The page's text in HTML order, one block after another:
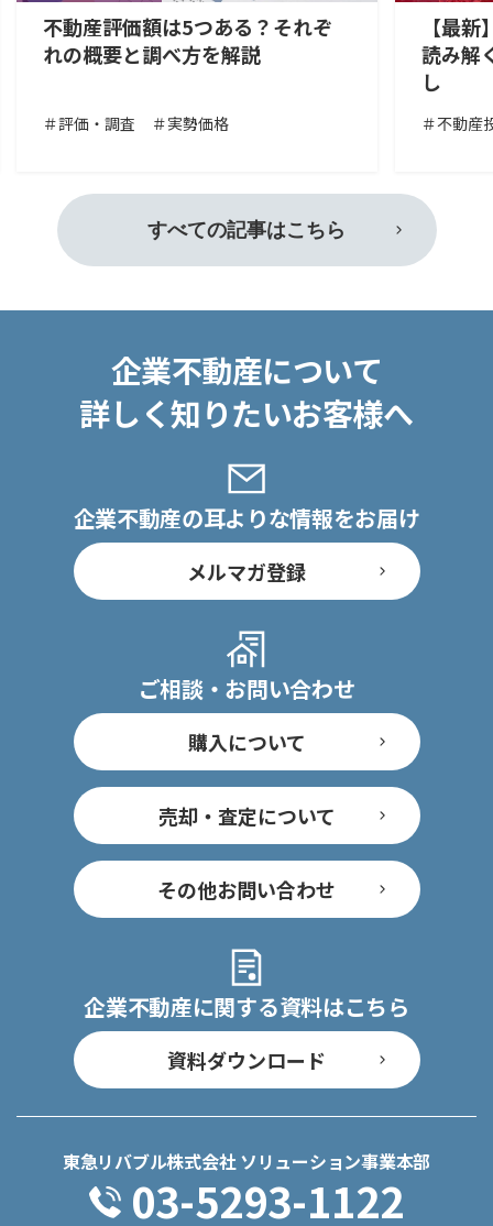
不動産評価額は5つある？それぞ
れの概要と調べ方を解説
＃評価・調査 ＃実勢価格
【最
読み解
し
＃不動産
すべての記事はこちら
企業不動産について
詳しく知りたいお客様へ
企業不動産の耳よりな情報をお届け
メルマガ登録
ご相談・お問い合わせ
購入について
売却・査定について
その他お問い合わせ
企業不動産に関する資料はこちら
資料ダウンロード
東急リバブル株式会社 ソリューション事業本部
03-5293-1122